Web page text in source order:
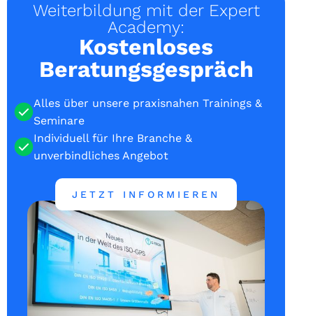
Weiterbildung mit der Expert
Academy:
Kostenloses
Beratungsgespräch
Alles über unsere praxisnahen Trainings &
Seminare
Individuell für Ihre Branche &
unverbindliches Angebot
JETZT INFORMIEREN